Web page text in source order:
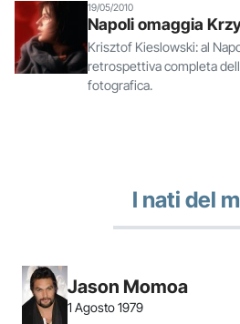
19/05/2010
Napoli omaggia
Krisztof Kieslowski: al
retrospettiva completa
fotografica.
I nati del
Jason Momoa
1 Agosto 1979